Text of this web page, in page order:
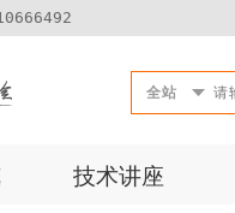
全站
技术讲座